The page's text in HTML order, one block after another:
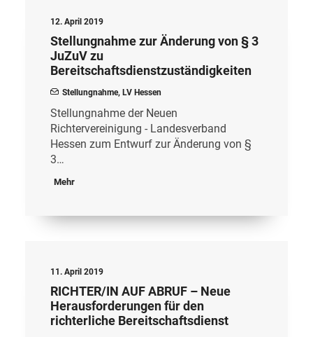
12. April 2019
Stellungnahme zur Änderung von § 3
JuZuV zu
Bereitschaftsdienstzuständigkeiten
Stellungnahme, LV Hessen
Stellungnahme der Neuen
Richtervereinigung - Landesverband
Hessen zum Entwurf zur Änderung von §
3…
Mehr
11. April 2019
RICHTER/IN AUF ABRUF – Neue
Herausforderungen für den
richterliche Bereitschaftsdienst